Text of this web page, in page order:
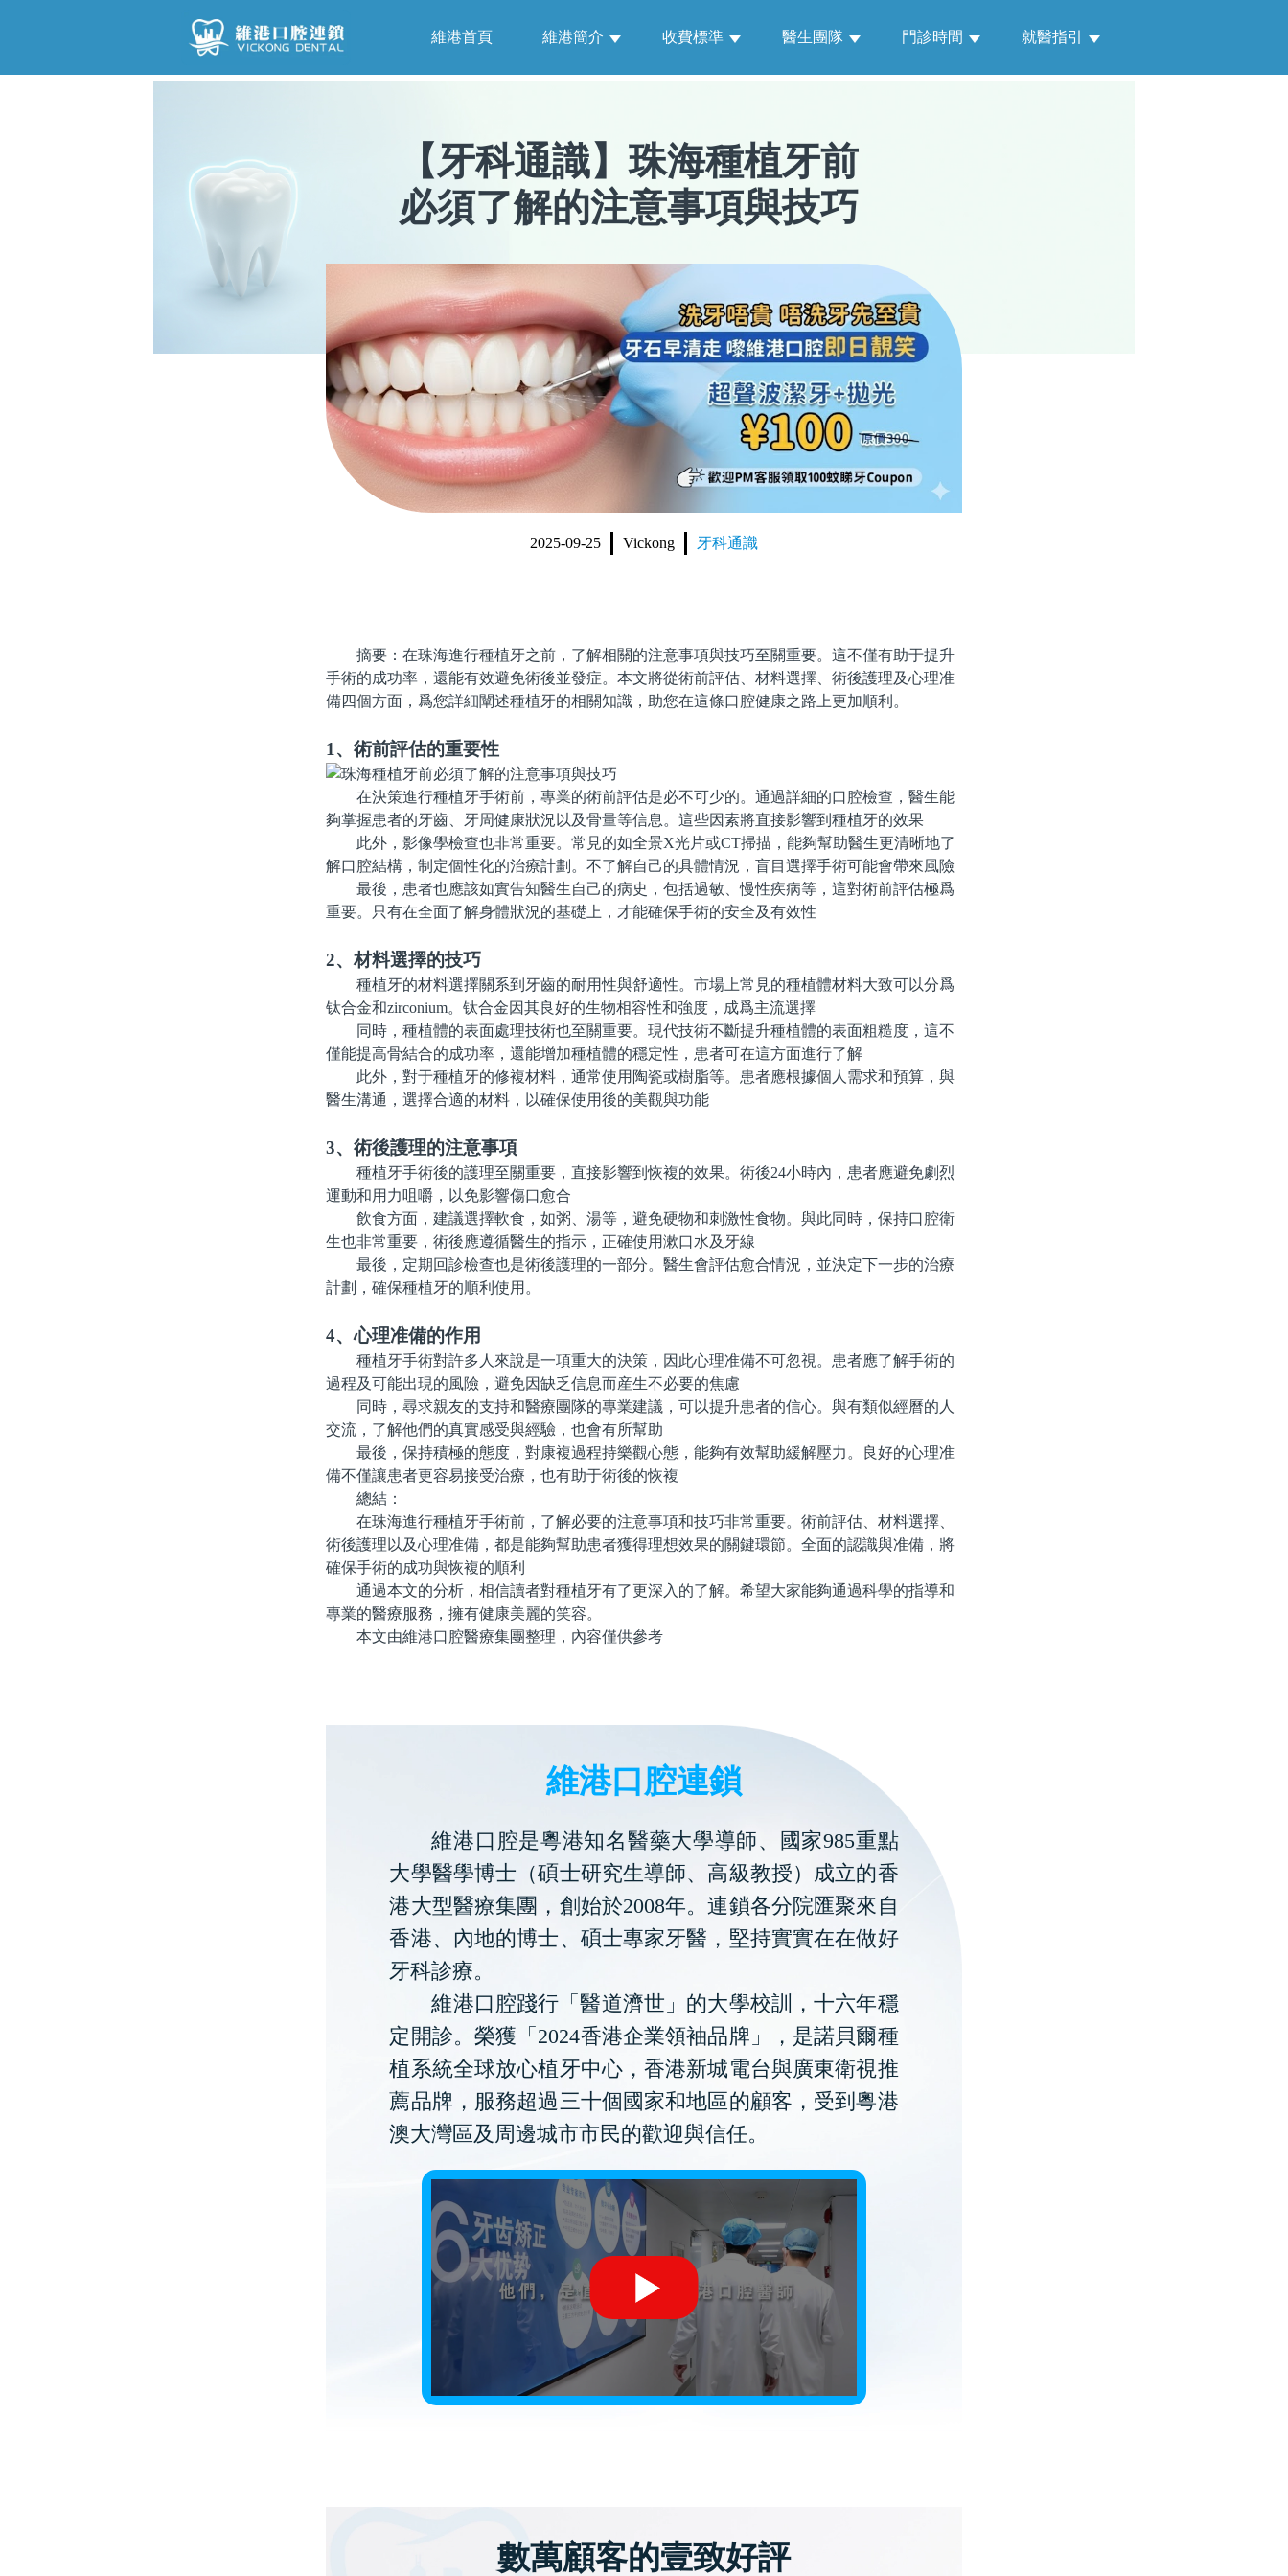
維港首頁 維港簡介 收費標準 醫生團隊 門診時間 就醫指引
【牙科通識】珠海種植牙前
必須了解的注意事項與技巧
2025-09-25 Vickong 牙科通識
摘要：在珠海進行種植牙之前，了解相關的注意事項與技巧至關重要。這不僅有助于提升
手術的成功率，還能有效避免術後並發症。本文將從術前評估、材料選擇、術後護理及心理准
備四個方面，爲您詳細闡述種植牙的相關知識，助您在這條口腔健康之路上更加順利。
1、術前評估的重要性
在決策進行種植牙手術前，專業的術前評估是必不可少的。通過詳細的口腔檢查，醫生能
夠掌握患者的牙齒、牙周健康狀況以及骨量等信息。這些因素將直接影響到種植牙的效果
此外，影像學檢查也非常重要。常見的如全景X光片或CT掃描，能夠幫助醫生更清晰地了
解口腔結構，制定個性化的治療計劃。不了解自己的具體情況，盲目選擇手術可能會帶來風險
最後，患者也應該如實告知醫生自己的病史，包括過敏、慢性疾病等，這對術前評估極爲
重要。只有在全面了解身體狀況的基礎上，才能確保手術的安全及有效性
2、材料選擇的技巧
種植牙的材料選擇關系到牙齒的耐用性與舒適性。市場上常見的種植體材料大致可以分爲
钛合金和zirconium。钛合金因其良好的生物相容性和強度，成爲主流選擇
同時，種植體的表面處理技術也至關重要。現代技術不斷提升種植體的表面粗糙度，這不
僅能提高骨結合的成功率，還能增加種植體的穩定性，患者可在這方面進行了解
此外，對于種植牙的修複材料，通常使用陶瓷或樹脂等。患者應根據個人需求和預算，與
醫生溝通，選擇合適的材料，以確保使用後的美觀與功能
3、術後護理的注意事項
種植牙手術後的護理至關重要，直接影響到恢複的效果。術後24小時內，患者應避免劇烈
運動和用力咀嚼，以免影響傷口愈合
飲食方面，建議選擇軟食，如粥、湯等，避免硬物和刺激性食物。與此同時，保持口腔衛
生也非常重要，術後應遵循醫生的指示，正確使用漱口水及牙線
最後，定期回診檢查也是術後護理的一部分。醫生會評估愈合情況，並決定下一步的治療
計劃，確保種植牙的順利使用。
4、心理准備的作用
種植牙手術對許多人來說是一項重大的決策，因此心理准備不可忽視。患者應了解手術的
過程及可能出現的風險，避免因缺乏信息而産生不必要的焦慮
同時，尋求親友的支持和醫療團隊的專業建議，可以提升患者的信心。與有類似經曆的人
交流，了解他們的真實感受與經驗，也會有所幫助
最後，保持積極的態度，對康複過程持樂觀心態，能夠有效幫助緩解壓力。良好的心理准
備不僅讓患者更容易接受治療，也有助于術後的恢複
總結：
在珠海進行種植牙手術前，了解必要的注意事項和技巧非常重要。術前評估、材料選擇、
術後護理以及心理准備，都是能夠幫助患者獲得理想效果的關鍵環節。全面的認識與准備，將
確保手術的成功與恢複的順利
通過本文的分析，相信讀者對種植牙有了更深入的了解。希望大家能夠通過科學的指導和
專業的醫療服務，擁有健康美麗的笑容。
本文由維港口腔醫療集團整理，內容僅供參考
維港口腔連鎖
維港口腔是粵港知名醫藥大學導師、國家985重點
大學醫學博士（碩士研究生導師、高級教授）成立的香
港大型醫療集團，創始於2008年。連鎖各分院匯聚來自
香港、內地的博士、碩士專家牙醫，堅持實實在在做好
牙科診療。
維港口腔踐行「醫道濟世」的大學校訓，十六年穩
定開診。榮獲「2024香港企業領袖品牌」，是諾貝爾種
植系統全球放心植牙中心，香港新城電台與廣東衛視推
薦品牌，服務超過三十個國家和地區的顧客，受到粵港
澳大灣區及周邊城市市民的歡迎與信任。
數萬顧客的壹致好評